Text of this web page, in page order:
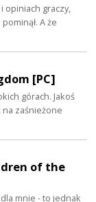
opiniach graczy,
A że
[PC]
górach. Jakoś
na zaśnieżone
of the
mnie - to jednak